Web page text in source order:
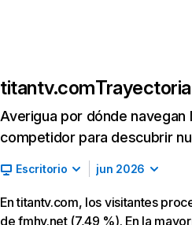
titantv.com
Averigua por dónde
competidor para descubrir
Escritorio jun 2026
En titantv.com, los visitantes
de fmhy.net (7,49 %). En la